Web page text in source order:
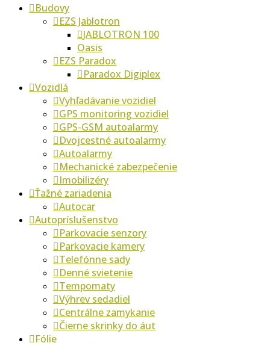
Budovy
EZS Jablotron
JABLOTRON 100
Oasis
EZS Paradox
Paradox Digiplex
Vozidlá
Vyhľadávanie vozidiel
GPS monitoring vozidiel
GPS-GSM autoalarmy
Dvojcestné autoalarmy
Autoalarmy
Mechanické zabezpečenie
Imobilizéry
Ťažné zariadenia
Autocar
Autopríslušenstvo
Parkovacie senzory
Parkovacie kamery
Telefónne sady
Denné svietenie
Tempomaty
Výhrev sedadiel
Centrálne zamykanie
Čierne skrinky do áut
Fólie